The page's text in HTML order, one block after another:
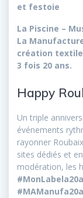
et festoie
La Piscine –
La
création textile
3 fois 20 ans.
Happy
Un triple
événements
rayonner
sites dédiés et
modération, les